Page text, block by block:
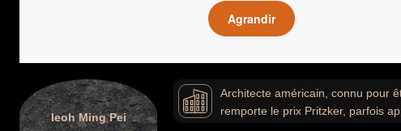
Agrandir
Ieoh Ming Pei
Architecte américain, connu pour
remporte le prix Pritzker, parfois